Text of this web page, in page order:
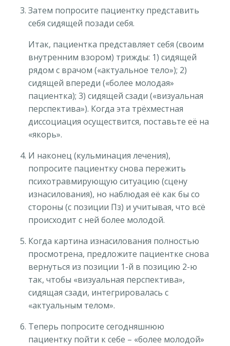
Затем попросите пациентку представить
себя сидящей позади себя.
Итак, пациентка представляет себя (своим
внутренним взором) трижды: 1) сидящей
рядом с врачом («актуальное тело»); 2)
сидящей впереди («более молодая»
пациентка); 3) сидящей сзади («визуальная
перспектива»). Когда эта трёхместная
диссоциация осуществится, поставьте её на
«якорь».
И наконец (кульминация лечения),
попросите пациентку снова пережить
психотравмирующую ситуацию (сцену
изнасилования), но наблюдая её как бы со
стороны (с позиции Пз) и учитывая, что всё
происходит с ней более молодой.
Когда картина изнасилования полностью
просмотрена, предложите пациентке снова
вернуться из позиции 1-й в позицию 2-ю
так, чтобы «визуальная перспектива»,
сидящая сзади, интегрировалась с
«актуальным телом».
Теперь попросите сегодняшнюю
пациентку пойти к себе – «более молодой»